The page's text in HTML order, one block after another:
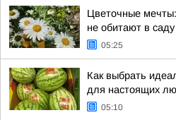
Цветочные
не обитают в саду
05:25
Как выбрать
для настоящих
05:10